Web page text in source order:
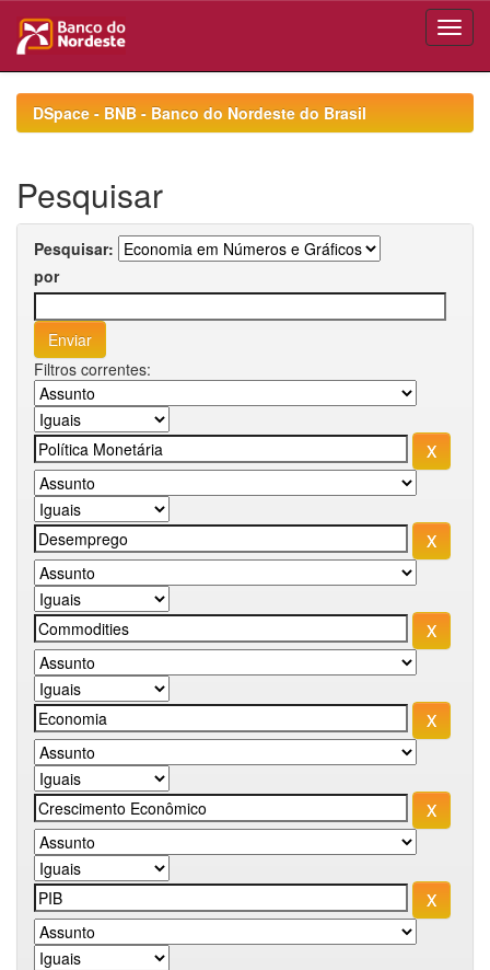
navigationDSpace - BNB - Banco do Nordeste do Brasil
Pesquisar
Pesquisar:
por
Filtros correntes: